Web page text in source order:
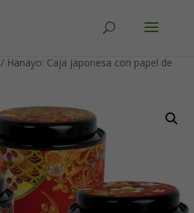
/ Hanayo: Caja japonesa con papel de